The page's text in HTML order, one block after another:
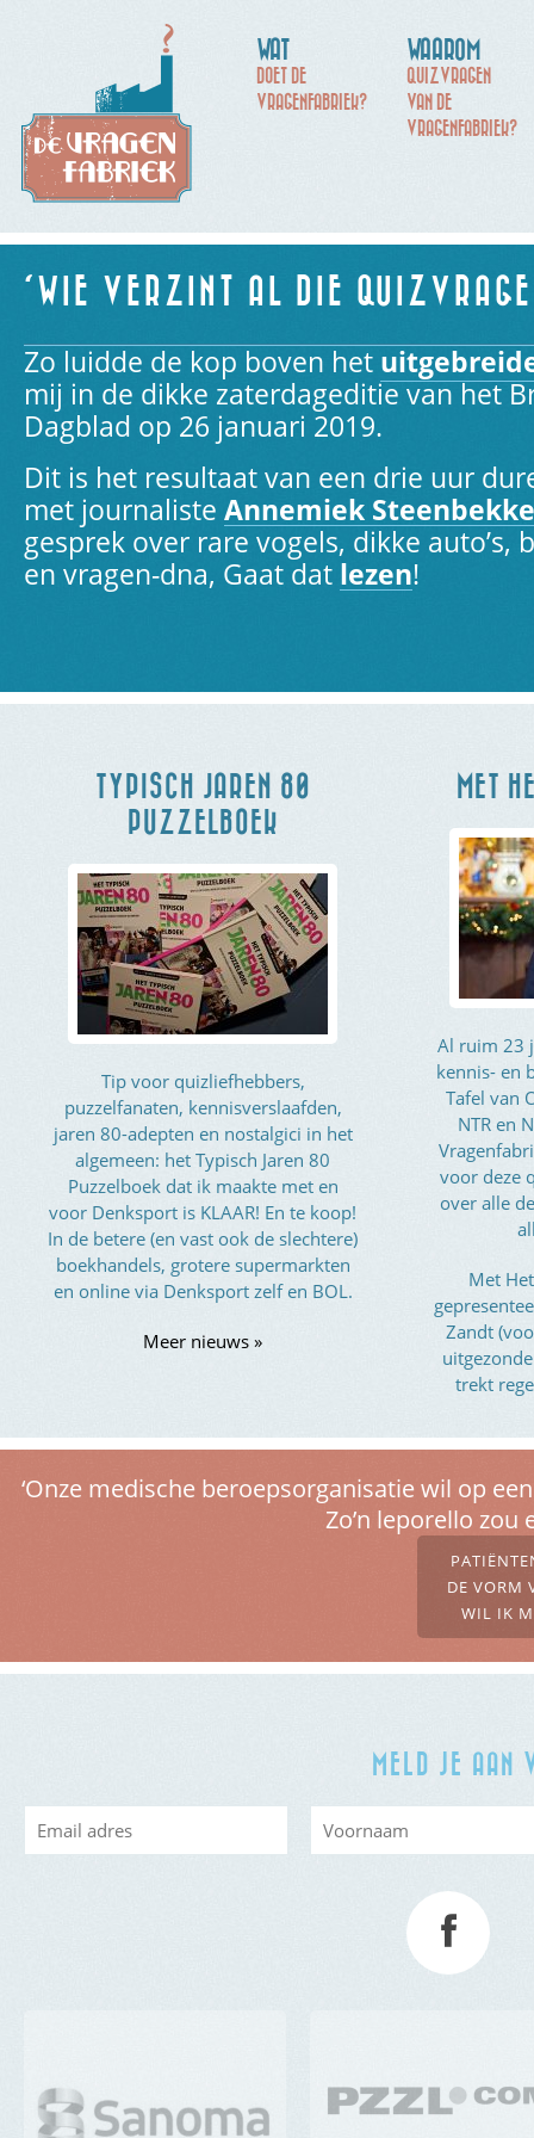
WAT
DOET DE
VRAGENFABRIEK?
WAAROM
QUIZVRAGEN
VAN DE
VRAGENFABRIEK?
‘WIE VERZINT AL DIE
Zo luidde de kop boven het
mij in de dikke zaterdageditie van het
Dagblad op 26 januari 2019.
Dit is het resultaat van een drie uur
met journaliste Annemiek
gesprek over rare vogels, dikke auto’s,
en vragen-dna, Gaat dat lezen!
TYPISCH JAREN 80
PUZZELBOEK
Tip voor quizliefhebbers,
puzzelfanaten, kennisverslaafden,
jaren 80-adepten en nostalgici in het
algemeen: het Typisch Jaren 80
Puzzelboek dat ik maakte met en
voor Denksport is KLAAR! En te koop!
In de betere (en vast ook de slechtere)
boekhandels, grotere supermarkten
en online via Denksport zelf en BOL.
Meer nieuws »
MET
Al ruim 23
kennis- en
Tafel van
NTR en
voor deze
over alle
Met
Zandt
trekt
‘Onze medische beroepsorganisatie wil op
Zo’n leporello zou
DE VORM
WIL IK
MELD JE AAN